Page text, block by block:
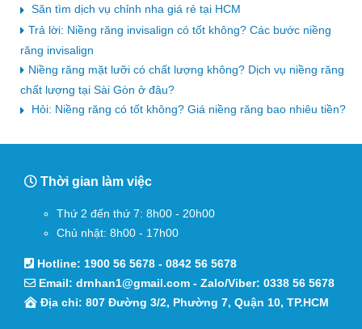
Săn tìm dịch vụ chỉnh nha giá rẻ tại HCM
Trả lời: Niềng răng invisalign có tốt không? Các bước niềng
răng invisalign
Niềng răng mặt lưỡi có chất lượng không? Dịch vụ niềng răng
chất lượng tại Sài Gòn ở đâu?
Hỏi: Niềng răng có tốt không? Giá niềng răng bao nhiêu tiền?
Thời gian làm việc
Thứ 2 đến thứ 7: 8h00 - 20h00
Chủ nhật: 8h00 - 17h00
Hotline: 1900 56 5678 - 0842 56 5678
Email: drnhan1@gmail.com - Zalo/Viber: 0338 56 5678
Địa chỉ: 807 Đường 3/2, Phường 7, Quận 10, TP.HCM